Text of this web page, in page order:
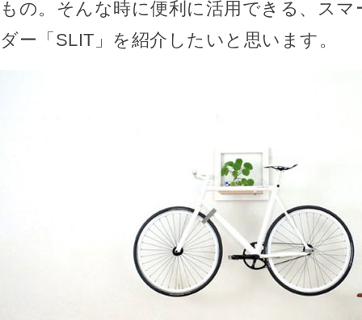
もの。そんな時に便利に活用できる、ス
ダー「SLIT」を紹介したいと思います。